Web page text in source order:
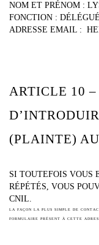
NOM ET PRÉNOM :
FONCTION :
ADRESSE EMAIL :
ARTICLE 10
(PLAINTE)
SI TOUTEFOIS VOUS
RÉPÉTÉS, VOUS
CNIL.
LA FAÇON LA PLUS SIMPLE DE
FORMULAIRE PRÉSENT À CETTE